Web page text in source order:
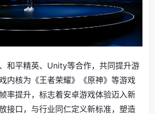
和平精英、Unity等合作，共同提升游
内核为《王者荣耀》《原神》等游戏
率提升，标志着安卓游戏体验迈入新
接口，与行业同仁定义新标准，塑造